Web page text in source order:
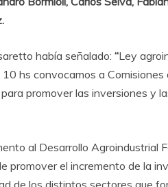
había señalado: “Ley
hs convocamos a
promover las inversiones y
al Desarrollo Agroindustrial
promover el incremento de la
de los distintos sectores que